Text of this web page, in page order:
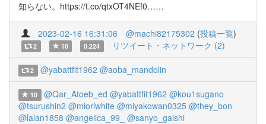
知らない。https://t.co/qtxOT4NEf0……
2023-02-16 16:31:06 @machi82175302 (投稿一覧)
2 10 0.224 リツイート・ネットワーク (2)
2 @yabattfit1962 @aoba_mandolin
10 @Qar_Atoeb_ed @yabattfit1962 @kou1sugano
@tsurushin2 @mioriwhite @miyakowan0325 @they_bon
@lalan1858 @angelica_99_ @sanyo_gaishi